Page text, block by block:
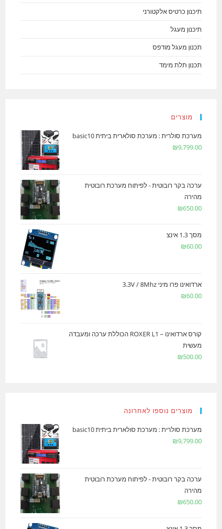
תיכנון כרטיס אלקטורני
תיכנון מעגל
תכנון מעגל מודפס
תכנון תלת מימד
מוצרים
מערכת סולרית : מערכת סולארית ביתית basic10
₪9,799.00
ערכה בקר רובוטית - לפיתוח מערכת רובוטית
מהירה
₪650.00
מסך 1.3 אינצ
₪60.00
ארדואינו פרו מיני 3.3V / 8Mhz
₪60.00
קורס ארדואינו – ROXER L1 הכוללת ערכה ומעבדה
מעשית
₪500.00
מוצרים נוספו לאחרונה
מערכת סולרית : מערכת סולארית ביתית basic10
₪9,799.00
ערכה בקר רובוטית - לפיתוח מערכת רובוטית
מהירה
₪650.00